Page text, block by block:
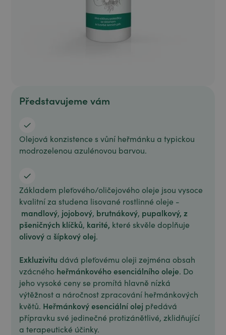
Představujeme vám
Olejová konzistence s vůní heřmánku a typickou
modrozelenou azulénovou barvou.
Základem pleťového/oličejového oleje jsou vysoce
kvalitní za studena lisované rostlinné oleje -
mandlový, jojobový, brutnákový, pupalkový, z
pšeničných klíčků, karité, které skvěle doplňuje
olivovýa šípkový olej.
Exkluzivitu dává pleťovému oleji zejména obsah
vzácného heřmánkového esenciálního oleje. Do
jeho vysoké ceny se promítá hlavně nízká
výtěžnost a náročnost zpracování heřmánkových
květů. Heřmánkový esenciální olej předává
přípravku své jedinečné protizánětlivé, zklidňující
a terapeutické účinky.